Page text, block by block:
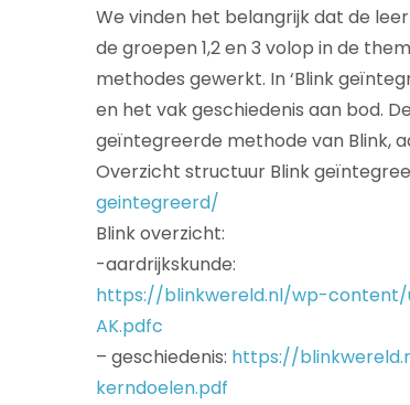
We vinden het belangrijk dat de
de groepen 1,2 en 3 volop in de
methodes gewerkt. In ‘Blink
en het vak geschiedenis aan bod.
geïntegreerde methode van Blink,
Overzicht structuur Blink
geintegreerd/
Blink overzicht:
-aardrijkskunde:
https://blinkwereld.nl/wp-
AK.pdfc
– geschiedenis: https://
kerndoelen.pdf